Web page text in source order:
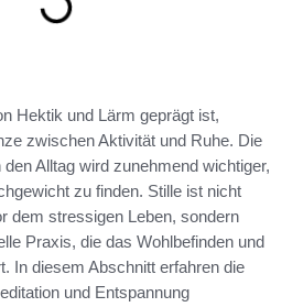
Hektik und Lärm geprägt ist,
zwischen Aktivität und Ruhe. Die
Alltag wird zunehmend wichtiger,
zu finden. Stille ist nicht
dem stressigen Leben, sondern
Praxis, die das Wohlbefinden und
In diesem Abschnitt erfahren die
und Entspannung